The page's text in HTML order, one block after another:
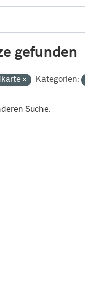
gefunden
Kategorien:
Suche.